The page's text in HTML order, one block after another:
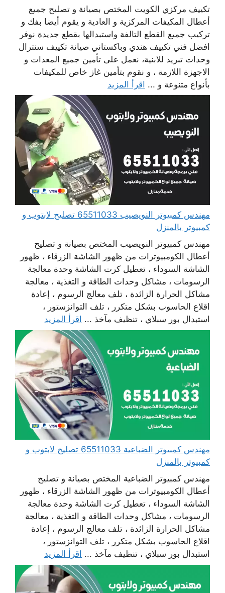
تكييف مركزي الكويت المختص بصيانة و تصليح جميع
أعطال المكيفات المركزية و العادية و يقوم أيضا بفك و
تركيب جميع القطع التالفة واستبدالها بقطع جديدة نوفر
افضل فني تكييف هندي وباكستاني صيانة تكييف سنترال
وحدات تبريد للابنية، نعمل على تأمين جميع المعدات و
الاجهزة اللازمة ، و نقوم بتأمين غاز خاص للمكيفات
بأنواع متنوعة و ... اقرأ المزيد
مهندس كمبيوتر النويصيب 65511033 تصليح لابتوب و
كمبيوتر بالمنزل
مهندس كمبيوتر النويصيب المختص بصيانة و تصليح
أعطال الكومبيوترات من ظهور الشاشة الزرقاء ، ظهور
الشاشة السوداء ، تعطيل كرت الشاشة وحدة معالجة
الرسومات ، مشاكل وحدات الطاقة و التغذية ، معالجة
مشاكل الحرارة الزائدة ، تلف معالج الرسوم ، إعادة
اقلاع الحاسوب بشكل متكرر ، تلف التوانزستور ،
استبدال بور سبلاي ، تنظيف مآخذ ... اقرأ المزيد
مهندس كمبيوتر الضباعية 65511033 تصليح لابتوب و
كمبيوتر بالمنزل
مهندس كمبيوتر الضباعية المختص بصيانة و تصليح
أعطال الكومبيوترات من ظهور الشاشة الزرقاء ، ظهور
الشاشة السوداء ، تعطيل كرت الشاشة وحدة معالجة
الرسومات ، مشاكل وحدات الطاقة و التغذية ، معالجة
مشاكل الحرارة الزائدة ، تلف معالج الرسوم ، إعادة
اقلاع الحاسوب بشكل متكرر ، تلف التوانزستور ،
استبدال بور سبلاي ، تنظيف مآخذ ... اقرأ المزيد